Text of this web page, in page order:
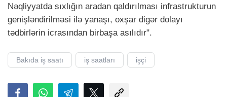
Nəqliyyatda sıxlığın aradan qaldırılması infrastrukturun
genişləndirilməsi ilə yanaşı, oxşar digər dolayı
tədbirlərin icrasından birbaşa asılıdır".
Bakıda iş saatı iş saatları işçi